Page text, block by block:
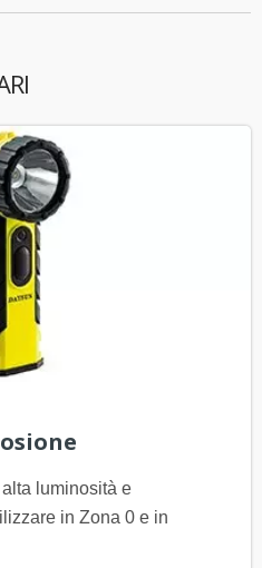
luminosità e
in Zona 0 e in